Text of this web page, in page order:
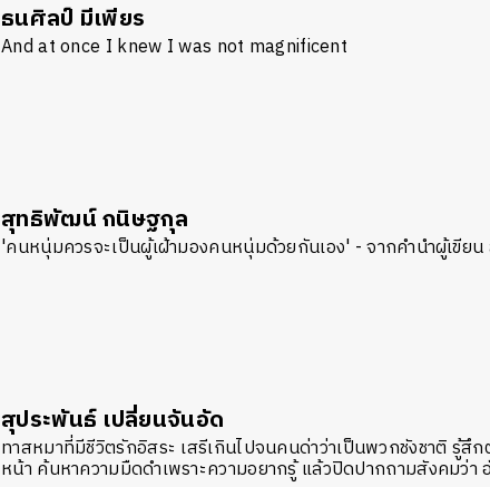
ธนศิลป์ มีเพียร
And at once I knew I was not magnificent
สุทธิพัฒน์ กนิษฐกุล
'คนหนุ่มควรจะเป็นผู้เฝ้ามองคนหนุ่มด้วยกันเอง' - จากคำนำผู้เขียน
สุประพันธ์ เปลี่ยนจันอัด
ทาสหมาที่มีชีวิตรักอิสระ เสรีเกินไปจนคนด่าว่าเป็นพวกชังชาติ รู้สึ
หน้า ค้นหาความมืดดำเพราะความอยากรู้ แล้วปิดปากถามสังคมว่
SHARE